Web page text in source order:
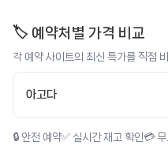
🏷️ 예약처별 가격 비교
각 예약 사이트의 최신 특가를 직접
아고다
🔒 안전 예약✅ 실시간 재고 확인 💳 무